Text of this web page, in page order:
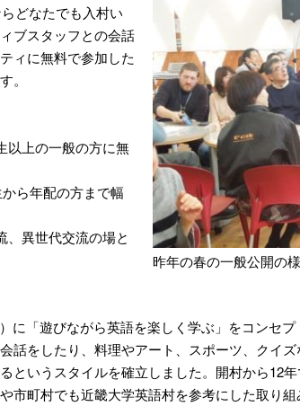
昨年の春の一般公開の
どなたでも入村い
ブスタッフとの会話
ィに無料で参加した
。
以上の一般の方に無
ら年配の方まで幅
、異世代交流の場と
に「遊びながら英語を楽しく学ぶ」をコンセ
話をしたり、料理やアート、スポーツ、クイ
というスタイルを確立しました。開村から12
町村でも近畿大学英語村を参考にした取り組